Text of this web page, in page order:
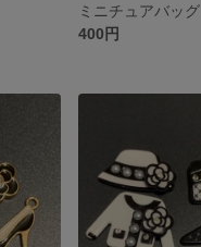
ミニチュアバッグ
400円